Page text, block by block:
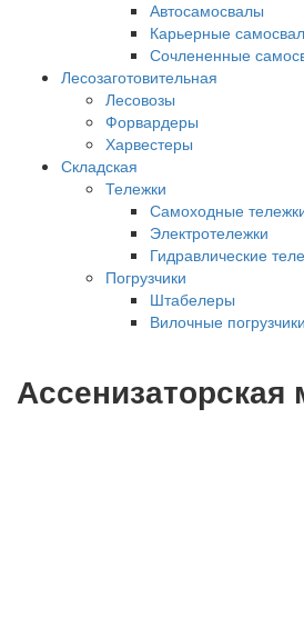
Автосамосвалы
Карьерные
Сочлененные
Лесозаготовительная
Лесовозы
Форвардеры
Харвестеры
Складская
Тележки
Самоходные
Электротележки
Гидравлические
Погрузчики
Штабелеры
Вилочные погрузчики